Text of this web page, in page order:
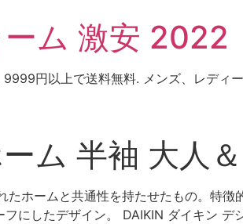
ム 激安 2022
円以上で送料無料. メンズ、レディ
ム 半袖 大人
ホームと共通性を持たせたもの。特
にしたデザイン。 DAIKIN ダイキン